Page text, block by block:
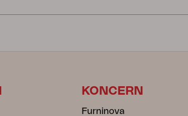
KONCERN
Furninova